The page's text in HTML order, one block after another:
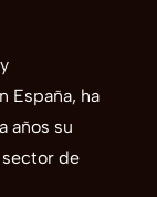
España, ha
años su
de